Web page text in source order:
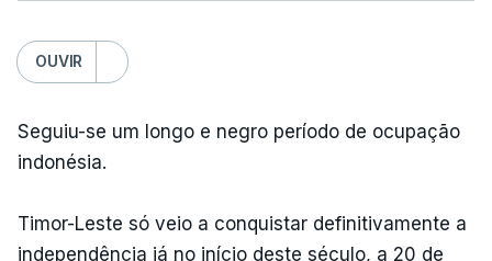
OUVIR
Seguiu-se um longo e negro período de ocupação
indonésia.
Timor-Leste só veio a conquistar definitivamente a
independência já no início deste século, a 20 de